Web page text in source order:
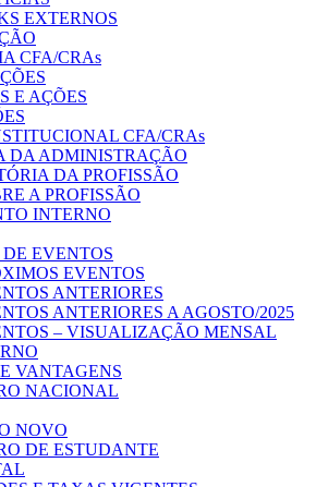
EXTERNOS
CFA/CRAs
E AÇÕES
CFA/CRAs
DA ADMINISTRAÇÃO
DA PROFISSÃO
A PROFISSÃO
INTERNO
EVENTOS
EVENTOS
ANTERIORES
ANTERIORES A AGOSTO/2025
– VISUALIZAÇÃO MENSAL
VANTAGENS
NACIONAL
NOVO
DE ESTUDANTE